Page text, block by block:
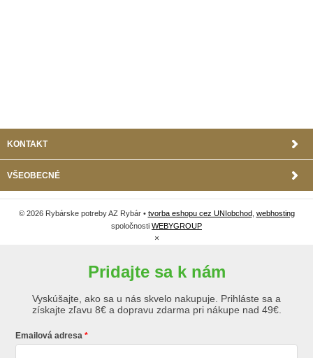
KONTAKT
VŠEOBECNÉ
© 2026 Rybárske potreby AZ Rybár • tvorba eshopu cez UNIobchod, webhosting
spoločnosti WEBYGROUP
×
Pridajte sa k nám
Vyskúšajte, ako sa u nás skvelo nakupuje. Prihláste sa a
získajte zľavu 8€ a dopravu zdarma pri nákupe nad 49€.
Emailová adresa